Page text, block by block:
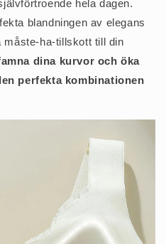
hela dagen.
blandningen av elegans
måste-ha-tillskott till din
dina kurvor och öka
perfekta kombinationen